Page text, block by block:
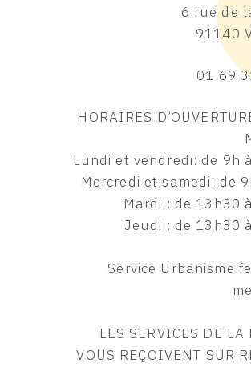
6 rue de
91140
01 69
HORAIRES
Lundi et vendredi: de 9h
Mercredi et samedi: de
Mardi : de 13h30
Jeudi : de 13h30
Service Urbanisme
LES SERVICES DE
VOUS REÇOIVENT SUR